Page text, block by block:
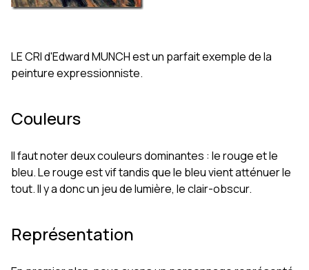
LE CRI d'Edward MUNCH est un parfait exemple de la
peinture expressionniste.
Couleurs
Il faut noter deux couleurs dominantes : le rouge et le
bleu. Le rouge est vif tandis que le bleu vient atténuer le
tout. Il y a donc un jeu de lumière, le clair-obscur.
Représentation